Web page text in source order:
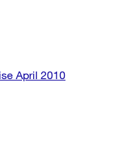
April 2010